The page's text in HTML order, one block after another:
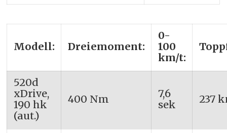
Modell: Dreiemoment:
0-
100
km/t:
520d
xDrive,
190 hk
(aut.)
400 Nm
7,6
sek
237